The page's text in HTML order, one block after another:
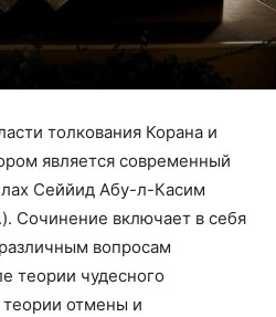
толкования Корана и
является современный
Сеййид Абу-л-Касим
Сочинение включает в себя
вопросам
теории чудесного
отмены и